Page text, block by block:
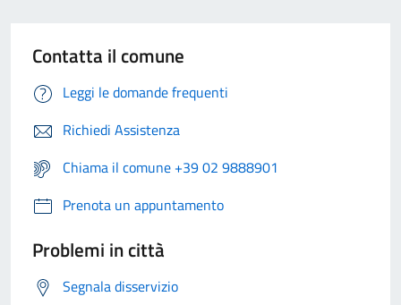
Contatta il comune
Leggi le domande frequenti
Richiedi Assistenza
Chiama il comune +39 02 9888901
Prenota un appuntamento
Problemi in città
Segnala disservizio